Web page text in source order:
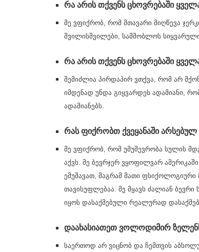
რა არის თქვენს ცხოვრებაში
მე ვფიქრობ, რომ მთავარი მიღწევა
შვილისშვილები, სამშობლოს
რა არის თქვენს ცხოვრებაში
შემიძლია პირდაპირ ვთქვა, რომ არ
იმდენად უნდა გიყვარდეს ადამიანი,
ადამიანებს.
რას ფიქრობთ ქვეყანაში არსებულ
მე ვფიქრობ, რომ უმუშევრობა სულის
აქვს. მე ბევრჯერ ვყოფილვარ
ემუშავათ, მაგრამ მათი ფსიქოლოგიური
თავისუფლებაა. მე მყავს ძალიან
იყოს დასაქმებული რეალურად
დაახასიათეთ ვოლოდიმირ
საერთოდ არ ვიცნობ და ჩემთვის